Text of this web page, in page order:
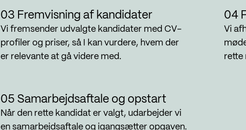
03 Fremvisning af kandidater
Vi fremsender udvalgte kandidater med CV-
profiler og priser, så I kan vurdere, hvem der
er relevante at gå videre med.
04
Vi
rette
05 Samarbejdsaftale og opstart
Når den rette kandidat er valgt, udarbejder vi
en samarbejdsaftale og igangsætter opgaven.